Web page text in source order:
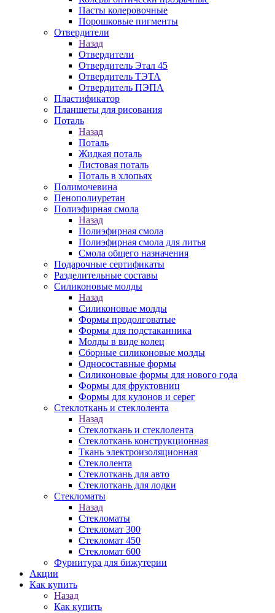
Пасты колеровочные
Порошковые пигменты
Отвердители
Назад
Отвердители
Отвердитель Этал 45
Отвердитель ТЭТА
Отвердитель ПЭПА
Пластификатор
Планшеты для рисования
Поталь
Назад
Поталь
Жидкая поталь
Листовая поталь
Поталь в хлопьях
Полимочевина
Пенополиуретан
Полиэфирная смола
Назад
Полиэфирная смола
Полиэфирная смола для литья
Смола общего назначения
Подарочные сертификаты
Разделительные составы
Силиконовые молды
Назад
Силиконовые молды
Формы продолговатые
Формы для подстаканника
Молды в виде колец
Сборные силиконовые молды
Односоставные формы
Силиконовые формы для нового года
Формы для фруктовниц
Формы для кулонов и серег
Стеклоткань и стеклолента
Назад
Стеклоткань и стеклолента
Стеклоткань конструкционная
Ткань электроизоляционная
Стеклолента
Стеклоткань для авто
Стеклоткань для лодки
Стекломаты
Назад
Стекломаты
Стекломат 300
Стекломат 450
Стекломат 600
Фурнитура для бижутерии
Акции
Как купить
Назад
Как купить